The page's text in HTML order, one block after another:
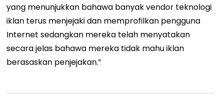
yang menunjukkan bahawa banyak vendor teknologi
iklan terus menjejaki dan memprofilkan pengguna
Internet sedangkan mereka telah menyatakan
secara jelas bahawa mereka tidak mahu iklan
berasaskan penjejakan.”